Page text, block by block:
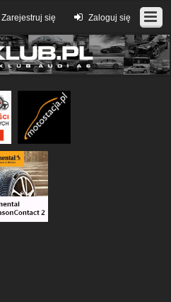
Zaloguj się
Zarejestruj się